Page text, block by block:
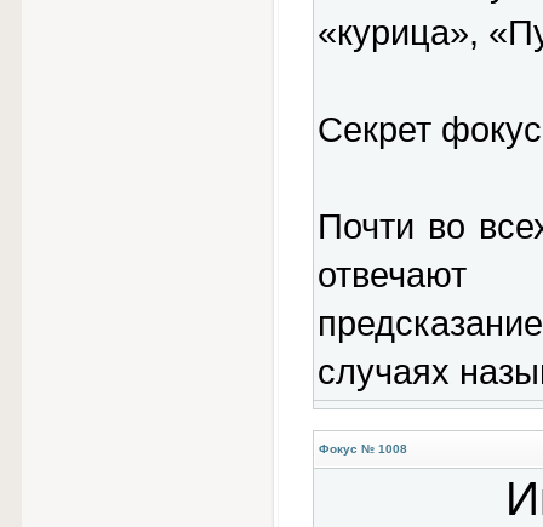
«курица»,
Секрет
Почти во
отвечают
случаях
Фокус № 1008